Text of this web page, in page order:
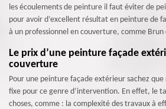
les écoulements de peinture il faut éviter de
pour avoir d’excellent résultat en peinture de
à un professionnel en couverture, comme
Le prix d’une peinture façade
couverture
Pour une peinture façade extérieur sachez que
fixe pour ce genre d’intervention. En effet, le
choses, comme : la complexité des travaux à